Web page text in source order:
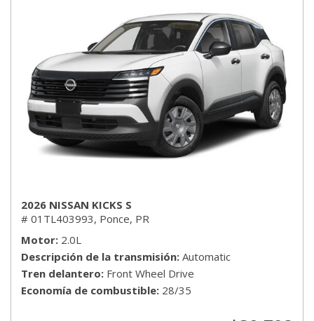
2026 NISSAN KICKS S
# 01TL403993, Ponce, PR
Motor 2.0L
Descripción de la transmisión Automatic
Tren delantero Front Wheel Drive
Economía de combustible 28/35